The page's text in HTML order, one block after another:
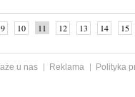
9 10 11 12 13 14 15
u nas Reklama
Polityka